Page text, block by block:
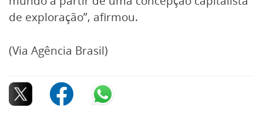
de exploração”, afirmou.
(Via Agência Brasil)